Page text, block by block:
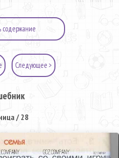
содержание
Следующее >
/ 28